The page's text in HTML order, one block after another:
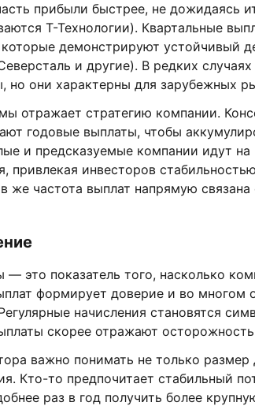
прибыли быстрее, не дожидаясь
Т-Технологии). Квартальные
демонстрируют устойчивый
и другие). В редких
но они характерны для зарубежных
отражает стратегию компании.
годовые выплаты, чтобы
и предсказуемые компании идут на
привлекая инвесторов
же частота выплат напрямую
— это показатель того, насколько
формирует доверие и во многом
начисления становятся
скорее отражают
важно понимать не только
Кто-то предпочитает стабильный
раз в год получить более